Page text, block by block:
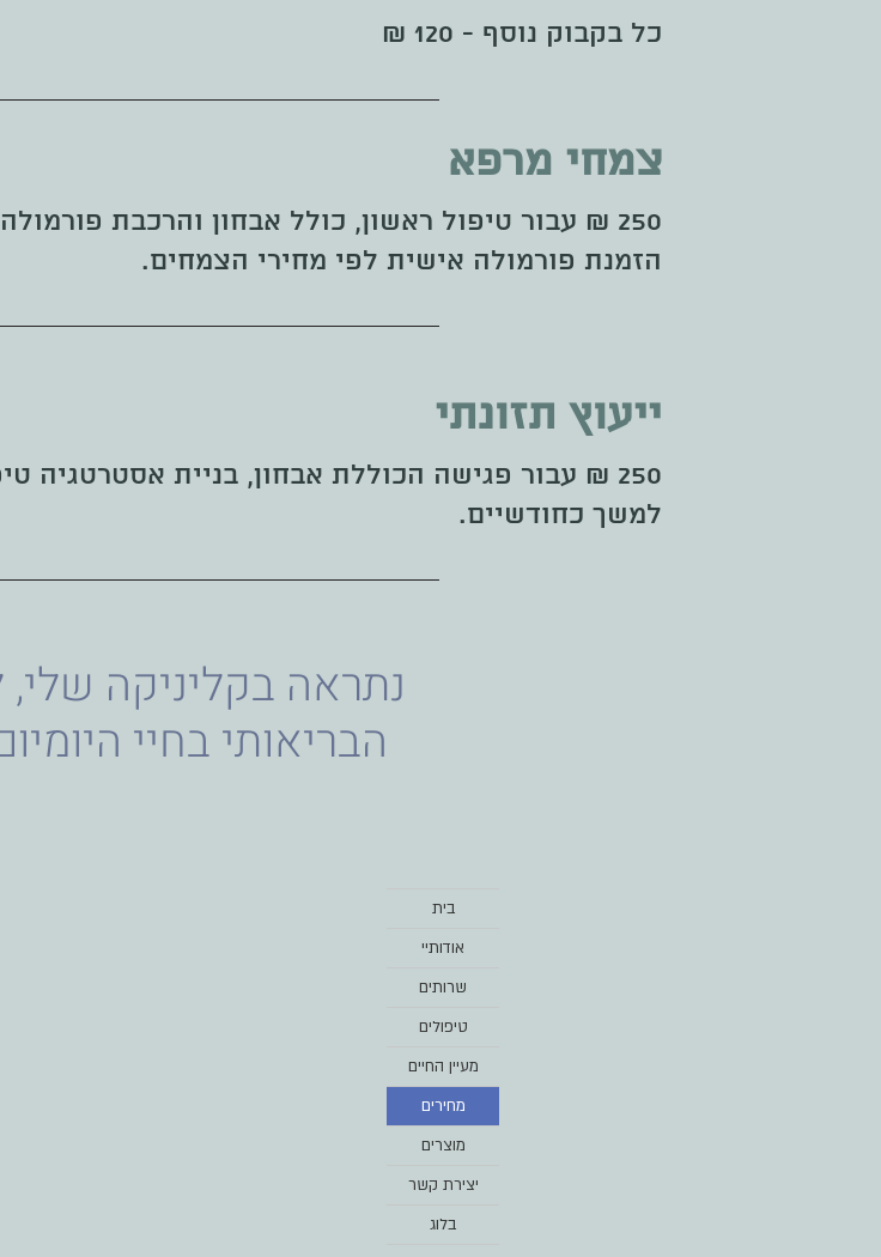
כל בקבוק נוסף - 120 ₪
צמחי מרפא
250 ₪ עבור טיפול ראשון, כולל אבחון והרכבת פורמולה.
הזמנת פורמולה אישית לפי מחירי הצמחים.
ייעוץ תזונתי
250 ₪ עבור פגישה הכוללת אבחון, בניית אסטרטגיה
למשך כחודשיים.
נתראה בקליניקה שלי,
הבריאותי בחיי
בית
אודותיי
שרותים
טיפולים
מעיין החיים
מחירים
מוצרים
יצירת קשר
בלוג